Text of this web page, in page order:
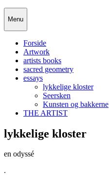
Skip
to
content
Menu
Forside
Artwork
artists books
sacred geometry
essays
lykkelige kloster
Seersken
Kunsten og bakkerne
THE ARTIST
lykkelige kloster
en odyssé
.